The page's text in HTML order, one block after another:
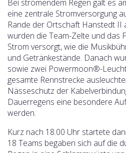
Bei strömendem Regen galt es
eine zentrale Stromversorgung
Rande der Ortschaft Hanstedt II
wurden die Team-Zelte und das
Strom versorgt, wie die
und Getränkestände. Danach
sowie zwei Powermoon®-
gesamte Rennstrecke
Nässeschutz der
Dauerregens eine besondere
werden.
Kurz nach 18.00 Uhr startete
18 Teams begaben sich auf die